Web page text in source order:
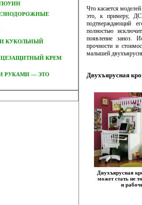
КУКОЛЬНЫЙ
КРЕМ
РУКАМИ — ЭТО
Что касается
это, к примеру,
подтверждающий
полностью
появление заноз.
прочности и
малышей
Двухъярусная
Двухъярусная
может стать не
и